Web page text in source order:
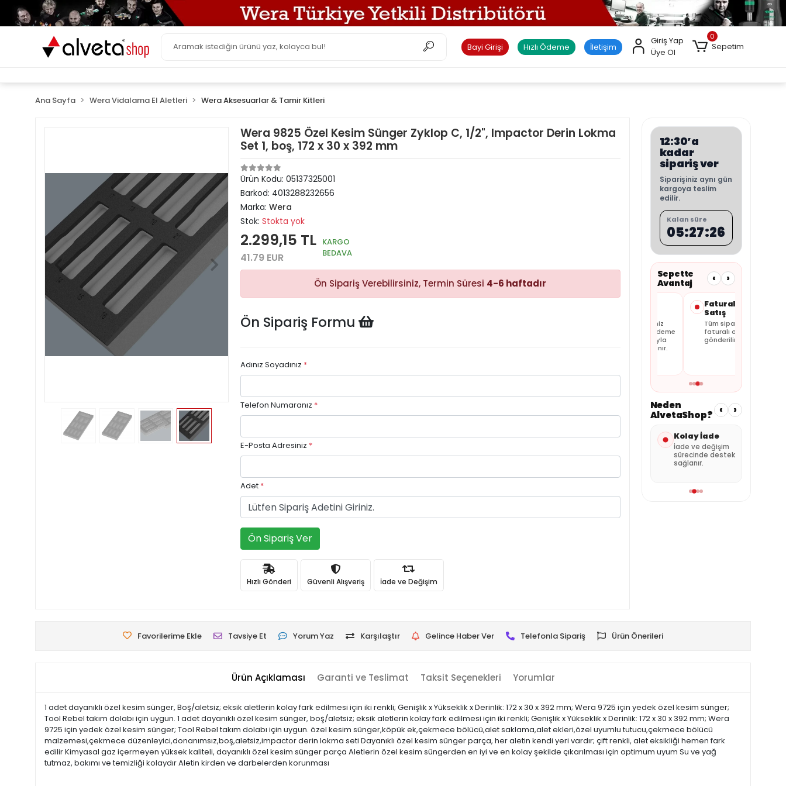
Bayi Girişi Hızlı Ödeme İletişim
Giriş Yap
Üye Ol
0
Sepetim
Ana Sayfa Wera Vidalama El Aletleri Wera Aksesuarlar & Tamir Kitleri
Wera 9825 Özel Kesim Sünger Zyklop C, 1/2", Impactor Derin Lokma
Set 1, boş, 172 x 30 x 392 mm
Ürün Kodu: 05137325001
Barkod: 4013288232656
Marka: Wera
Stok: Stokta yok
2.299,15 TL
41.79 EUR
KARGO
BEDAVA
Ön Sipariş Verebilirsiniz, Termin Süresi 4-6 haftadır
Ön Sipariş Formu
Adınız Soyadınız *
Telefon Numaranız *
E-Posta Adresiniz *
Adet *
Ön Sipariş Ver
Hızlı Gönderi Güvenli Alışveriş İade ve Değişim
12:30’a
kadar
sipariş ver
Siparişiniz aynı gün
kargoya teslim
edilir.
Kalan süre
05:27:25
Sepette
Avantaj
‹ ›
adımına
sepette
tamamlanır.
Faturalı
Satış
Tüm siparişler
faturalı olarak
gönderilir.
Neden
AlvetaShop?
‹ ›
Hızlı Gönderi
göre hızlı kargo
Kolay İade
İade ve değişim
sürecinde destek
Özenli
Paketleme
Ürünler güvenli
Favorilerime Ekle Tavsiye Et Yorum Yaz Karşılaştır Gelince Haber Ver Telefonla Sipariş Ürün Önerileri
Ürün Açıklaması Garanti ve Teslimat Taksit Seçenekleri Yorumlar
1 adet dayanıklı özel kesim sünger, Boş/aletsiz; eksik aletlerin kolay fark edilmesi için iki renkli; Genişlik x Yükseklik x Derinlik: 172 x 30 x 392 mm; Wera 9725 için yedek özel kesim sünger;
Tool Rebel takım dolabı için uygun. 1 adet dayanıklı özel kesim sünger, boş/aletsiz; eksik aletlerin kolay fark edilmesi için iki renkli; Genişlik x Yükseklik x Derinlik: 172 x 30 x 392 mm; Wera
9725 için yedek özel kesim sünger; Tool Rebel takım dolabı için uygun. özel kesim sünger,köpük ek,çekmece bölücü,alet saklama,alet ekleri,özel uyumlu tutucu,çekmece bölücü
malzemesi,çekmece düzenleyici,donanımsız,boş,aletsiz,impactor derin lokma seti Dayanıklı özel kesim sünger parça, her aletin kendi yeri vardır; çift renkli, alet eksikliği hemen fark
edilir Kimyasal gaz içermeyen yüksek kaliteli, dayanıklı özel kesim sünger parça Aletlerin özel kesim süngerden en iyi ve en kolay şekilde çıkarılması için optimum uyum Su ve yağ
tutmaz, bakımı ve temizliği kolaydır Aletin kirden ve darbelerden korunması